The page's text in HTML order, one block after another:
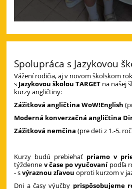
Spolupráca s Jazykovou
Vážení rodičia, aj v novom školskom
s Jazykovou školou TARGET na našej
kurzy angličtiny:
Zážitková angličtina WoW!English
Moderná konverzačná angličtina
Zážitková nemčina(pre deti z 1.-5.
Kurzy budú prebiehať priamo v
týždenne v čase po vyučovanípodľa
- svýraznou zľavou oproti kurzom v
Dni a časy výučby prispôsobujeme